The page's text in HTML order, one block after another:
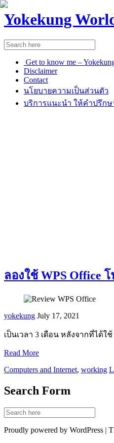
Yokekung
Get to know me –
Disclaimer
Contact
นโยบายความเป็นส่วนตัว
บริการแนะนำ ให้คำปรึกษ
ลองใช้ WPS Office
yokekung July 17, 2021
เป็นเวลา 3 เดือน หลังจากที่ได้ใ
Read More
Computers and Internet, working
Search Form
Proudly powered by WordPress |